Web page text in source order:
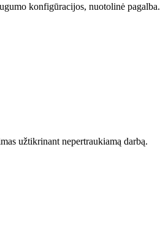
konfigūracijos, nuotolinė pagalba.
užtikrinant nepertraukiamą darbą.